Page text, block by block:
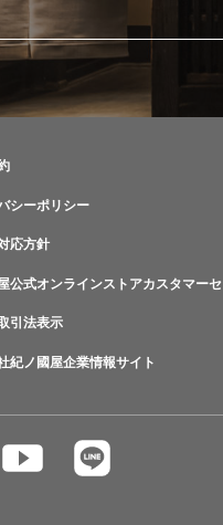
シーポリシー
応方針
公式オンラインストアカスタマー
引法表示
紀ノ國屋企業情報サイト